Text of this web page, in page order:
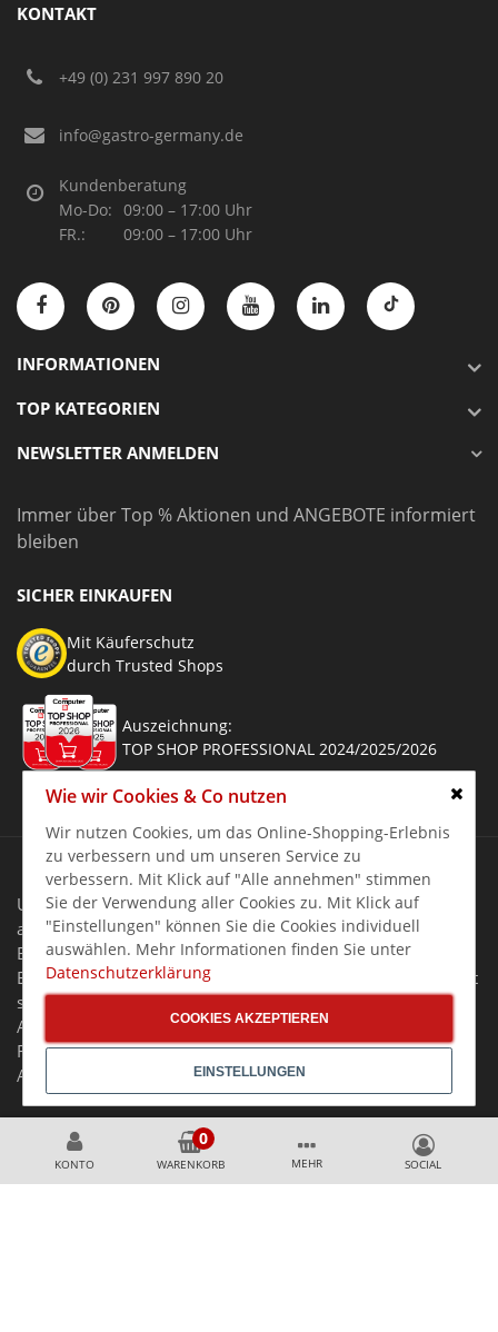
KONTO WARENKORB MEHR
KONTAKT
+49 (0) 231 997 890 20
info@gastro-germany.de
Kundenberatung
Mo-Do: 09:00 – 17:00 Uhr
FR.:
09:00 – 17:00 Uhr
INFORMATIONEN
TOP KATEGORIEN
NEWSLETTER ANMELDEN
Immer über Top % Aktionen und ANGEBOTE informiert
bleiben
SICHER EINKAUFEN
Mit Käuferschutz
durch Trusted Shops
Auszeichnung:
TOP SHOP PROFESSIONAL 2024/2025/2026
Unsere Angebote in unserem Online-Shop richten sich
ausschließlich an Unternehmer, Gewerbetreibende,
Behörden, Vereine sowie soziale und kirchliche
Einrichtungen im Sinne des § 14 BGB. Unser Angebot richtet
sich nicht an Verbraucher.
Alle Preise gelten zzgl. MwSt. und zzgl. Versandkosten. Alle
Rechte, Irrtümer und Preisänderungen vorbehalten. Alle
Angebote nur solange der Vorrat reicht.
Copyright 2026 Gastro Germany GASTRO-ONLINESHOP
Wie wir Cookies & Co nutzen
Wir nutzen Cookies, um das Online-Shopping-Erlebnis
zu verbessern und um unseren Service zu
verbessern. Mit Klick auf "Alle annehmen" stimmen
Sie der Verwendung aller Cookies zu. Mit Klick auf
"Einstellungen" können Sie die Cookies individuell
auswählen. Mehr Informationen finden Sie unter
Datenschutzerklärung
COOKIES AKZEPTIEREN
EINSTELLUNGEN